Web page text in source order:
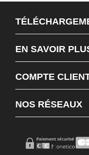
EN SAVOIR
COMPTE
NOS RÉSEAUX